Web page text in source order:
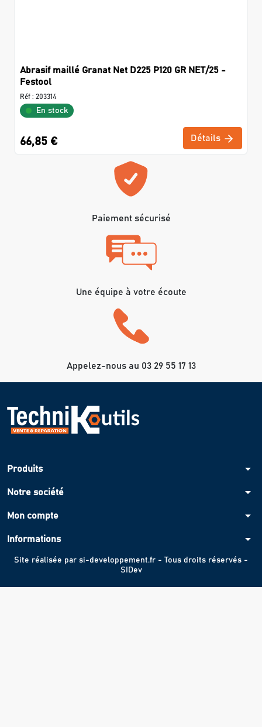
Abrasif maillé Granat Net D225 P120 GR NET/25 -
Festool
Réf : 203314
En stock
66,85 € Détails
Paiement sécurisé
Une équipe à votre écoute
Appelez-nous au 03 29 55 17 13
Produits arrow_drop_down
Notre société arrow_drop_down
Mon compte arrow_drop_down
Informations arrow_drop_down
Site réalisée par si-developpement.fr - Tous droits réservés -
SIDev